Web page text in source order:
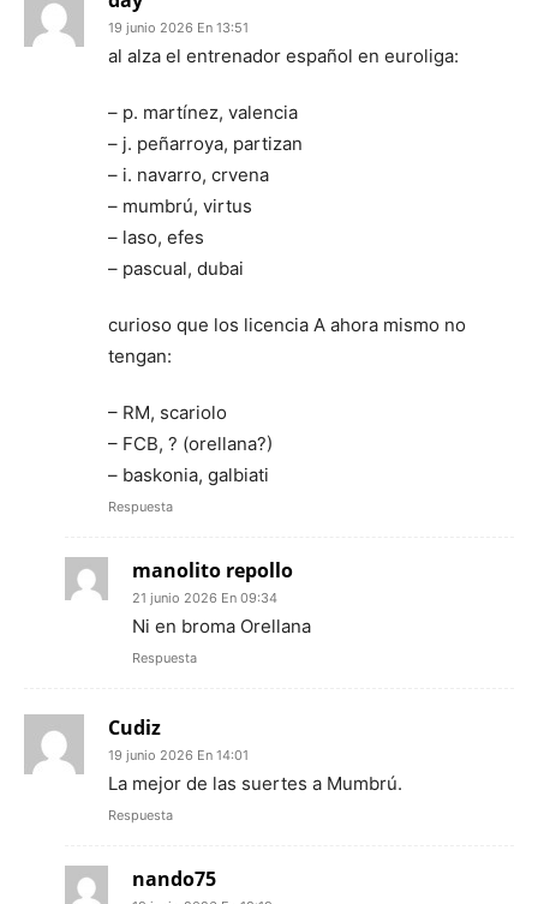
19 junio 2026 En 13:51
al alza el entrenador español en euroliga:
– p. martínez, valencia
– j. peñarroya, partizan
– i. navarro, crvena
– mumbrú, virtus
– laso, efes
– pascual, dubai
curioso que los licencia A ahora mismo no
tengan:
– RM, scariolo
– FCB, ? (orellana?)
– baskonia, galbiati
Respuesta
manolito repollo
21 junio 2026 En 09:34
Ni en broma Orellana
Respuesta
Cudiz
19 junio 2026 En 14:01
La mejor de las suertes a Mumbrú.
Respuesta
nando75